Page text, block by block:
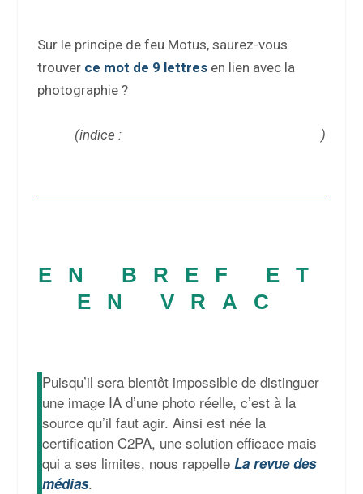
Sur le principe de feu Motus, saurez-vous
trouver ce mot de 9 lettresen lien avec la
photographie ?
(indice : )
EN BREF ET
EN VRAC
Puisqu’il sera bientôt impossible de distinguer
une image IA d’une photo réelle, c’est à la
source qu’il faut agir. Ainsi est née la
certification C2PA, une solution efficace mais
qui a ses limites, nous rappelle La revue des
médias.